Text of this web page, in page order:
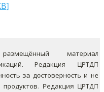
материал
Редакция ЦРТДП
за достоверность и не
продуктов. Редакция ЦРТДП